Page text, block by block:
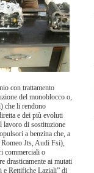
con trattamento
del monoblocco o,
che li rendono
e dei più evoluti
lavoro di sostituzione
a benzina che, a
Jts, Audi Fsi),
commerciali o
drasticamente ai mutati
e Rettifiche Laziali” di